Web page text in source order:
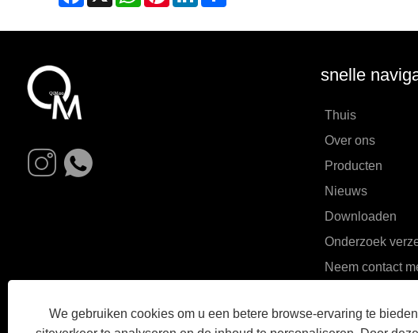
We gebruiken cookies om u een betere browse-ervaring te
snelle
Thuis
Over ons
Producten
Nieuws
Downloaden
Onderzoek
Neem contact